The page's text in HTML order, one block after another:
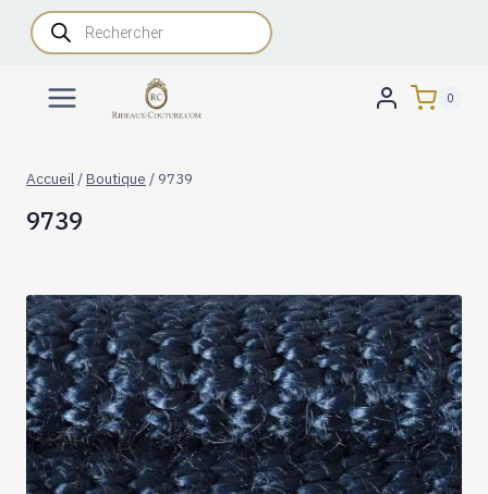
AllerRecherche
de
produits
0
Accueil /Boutique / 9739
9739